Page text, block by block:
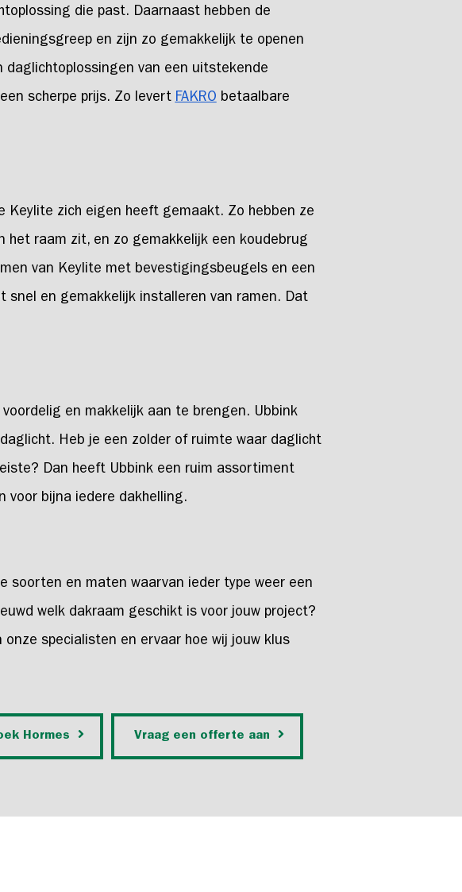
die past. Daarnaast hebben de
en zijn zo gemakkelijk te openen
daglichtoplossingen van een uitstekende
scherpe prijs. Zo levertFAKRObetaalbare
Keylite zich eigen heeft gemaakt. Zo hebben ze
het raam zit, en zo gemakkelijk een koudebrug
van Keylite met bevestigingsbeugels en een
snel en gemakkelijk installeren van ramen. Dat
en makkelijk aan te brengen. Ubbink
Heb je een zolder of ruimte waar daglicht
Dan heeft Ubbink een ruim assortiment
voor bijna iedere dakhelling.
soorten en maten waarvan ieder type weer een
welk dakraam geschikt is voor jouw project?
onze specialisten en ervaar hoe wij jouw klus
Hormes Vraag een offerte aan